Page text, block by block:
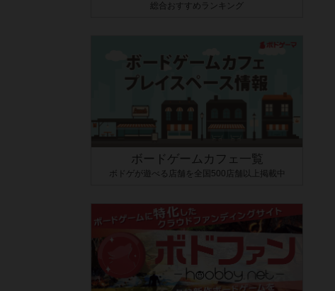
総合おすすめランキング
ボードゲームカフェ一覧
ボドゲが遊べる店舗を全国500店舗以上掲載中